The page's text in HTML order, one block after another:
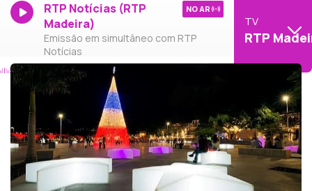
RTP Notícias (RTP
Madeira)
Emissão em simultâneo com RTP
Notícias
NO AR
TV
RTP